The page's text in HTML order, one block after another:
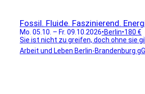
Fossil. Fluide. Faszinierend.
Mo. 05.10. – Fr. 09.10.2026•Berlin•180 €
Sie ist nicht zu greifen, doch ohne sie
Arbeit und Leben Berlin-Brandenburg